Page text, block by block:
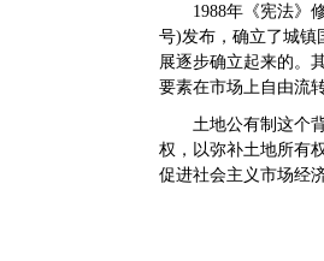
1988年《宪法》
号)发布，确立了城镇
展逐步确立起来的。
要素在市场上自由流
土地公有制这个
权，以弥补土地所有
促进社会主义市场经